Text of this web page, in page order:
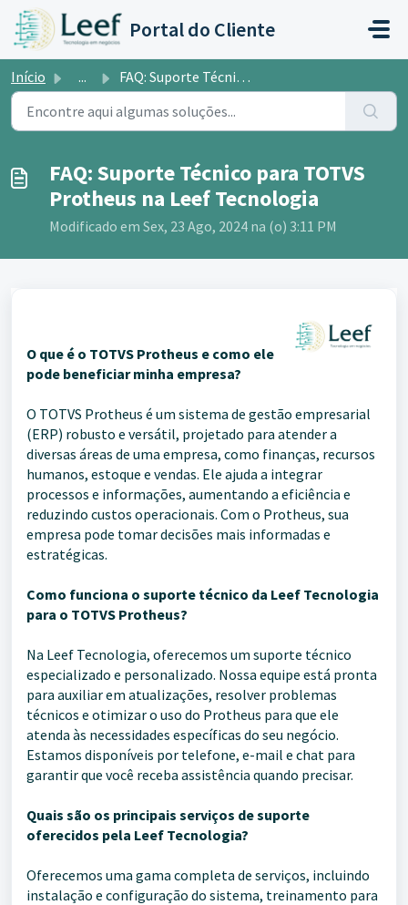
Ir para o conteúdo principal
Portal do Cliente
Início ... FAQ: Suporte Técnico para TOTVS Protheus na Leef Tecnologia
FAQ: Suporte Técnico para TOTVS
Protheus na Leef Tecnologia
Modificado em Sex, 23 Ago, 2024 na (o) 3:11 PM
O que é o TOTVS Protheus e como ele
pode beneficiar minha empresa?
O TOTVS Protheus é um sistema de gestão empresarial
(ERP) robusto e versátil, projetado para atender a
diversas áreas de uma empresa, como finanças, recursos
humanos, estoque e vendas. Ele ajuda a integrar
processos e informações, aumentando a eficiência e
reduzindo custos operacionais. Com o Protheus, sua
empresa pode tomar decisões mais informadas e
estratégicas.
Como funciona o suporte técnico da Leef Tecnologia
para o TOTVS Protheus?
Na Leef Tecnologia, oferecemos um suporte técnico
especializado e personalizado. Nossa equipe está pronta
para auxiliar em atualizações, resolver problemas
técnicos e otimizar o uso do Protheus para que ele
atenda às necessidades específicas do seu negócio.
Estamos disponíveis por telefone, e-mail e chat para
garantir que você receba assistência quando precisar.
Quais são os principais serviços de suporte
oferecidos pela Leef Tecnologia?
Oferecemos uma gama completa de serviços, incluindo
instalação e configuração do sistema, treinamento para